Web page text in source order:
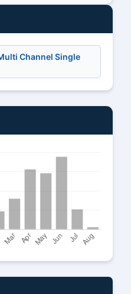
Channel Single